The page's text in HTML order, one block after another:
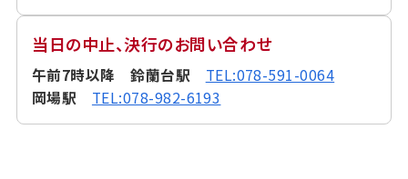
当日の中止、決行のお問い合わせ
午前7時以降 鈴蘭台駅
TEL:078-591-0064
岡場駅
TEL:078-982-6193